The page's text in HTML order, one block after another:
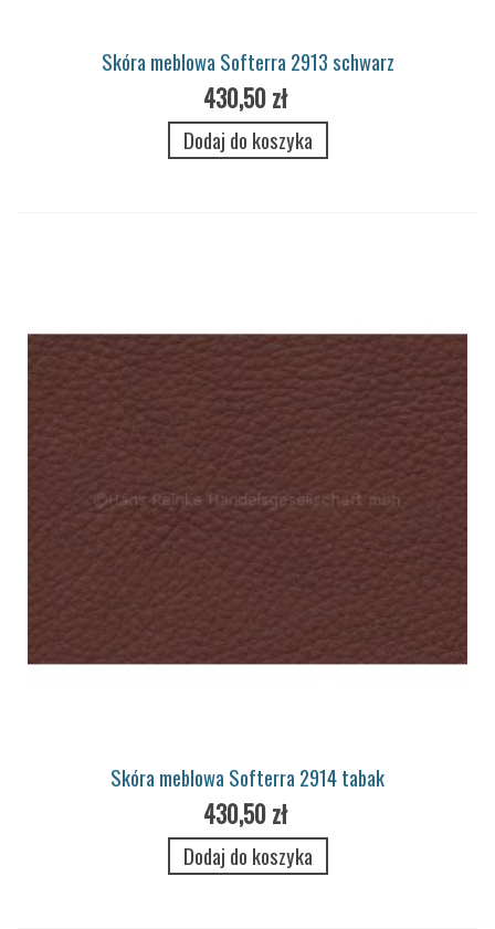
Skóra meblowa Softerra 2913 schwarz
430,50 zł
Dodaj do koszyka
Skóra meblowa Softerra 2914 tabak
430,50 zł
Dodaj do koszyka